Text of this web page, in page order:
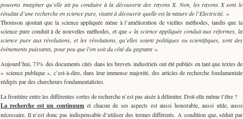
pouvons imaginer qu’elle ait pu conduire à la découverte des rayons X. Non, les rayons X sont le
résultat d’une recherche en science pure, visant à découvrir quelle est la nature de l’Electricité. »
Thomson ajoutait que la science appliquée mène à l’amélioration de vieilles méthodes, tandis que la
science pure conduit à de nouvelles méthodes, et que « la science appliquée conduit aux réformes, la
science pure aux révolutions, et les révolutions, qu’elles soient politiques ou scientifiques, sont des
événements puissants, pour peu que l’on soit du côté du gagnant ».
Aujourd’hui, 73% des documents cités dans les brevets industriels ont été publiés en tant que textes de
« science publique », c’est-à-dire, dans leur immense majorité, des articles de recherche fondamentale
rédigés par des chercheurs fondamentalistes.
La frontière entre les différentes sortes de recherche n’est pas aisée à délimiter. Doit-elle même l’être ?
La recherche est un continuumet chacun de ses aspects est aussi honorable, aussi utile, aussi
nécessaire. Il n’est donc pas indispensable d’utiliser des termes différents. A condition que, séduit par